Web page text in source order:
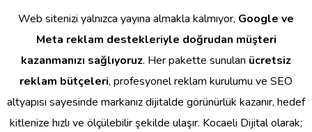
Web sitenizi yalnızca yayına almakla kalmıyor, Google ve
Meta reklam destekleriyle doğrudan müşteri
kazanmanızı sağlıyoruz. Her pakette sunulan ücretsiz
reklam bütçeleri, profesyonel reklam kurulumu ve SEO
altyapısı sayesinde markanız dijitalde görünürlük kazanır, hedef
kitlenize hızlı ve ölçülebilir şekilde ulaşır. Kocaeli Dijital olarak;